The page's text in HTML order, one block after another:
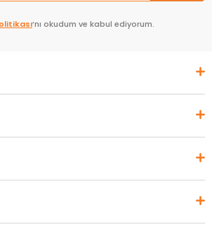
’nı okudum ve kabul ediyorum.